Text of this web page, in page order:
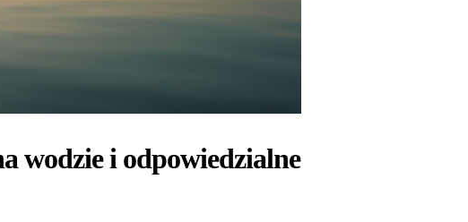
wodzie i odpowiedzialne